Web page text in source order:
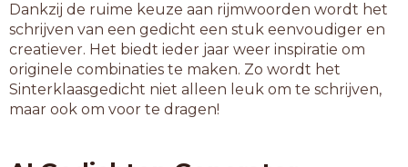
grimas
harnas
herlas
kalbas
karkas
kiskas
Dankzij de ruime keuze aan rijmwoorden wordt het
schrijven van een gedicht een stuk eenvoudiger en
creatiever. Het biedt ieder jaar weer inspiratie om
originele combinaties te maken. Zo wordt het
Sinterklaasgedicht niet alleen leuk om te schrijven,
maar ook om voor te dragen!